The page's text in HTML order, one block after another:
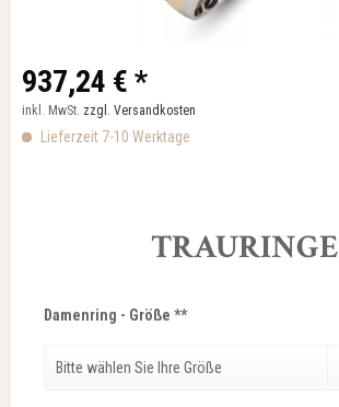
937,24 € *
inkl. MwSt. zzgl. Versandkosten
Lieferzeit 7-10 Werktage
TRAURINGE
Damenring - Größe **